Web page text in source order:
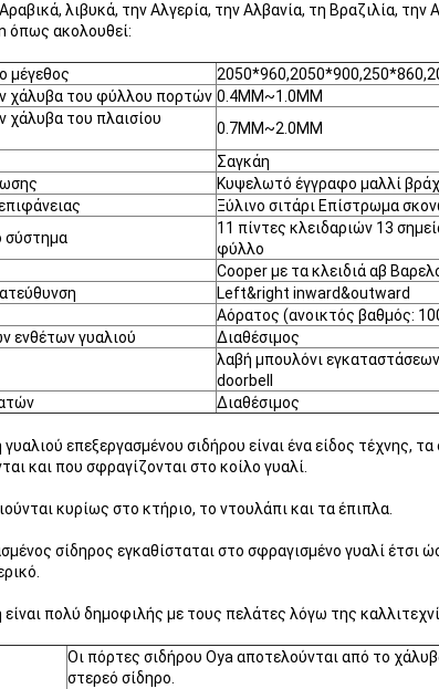
λιβυκά, την Αλγερία, την Αλβανία, τη Βραζιλία,
όπως ακολουθεί:
μέγεθος
χάλυβα του φύλλου πορτών 0.4MM~1.0MM
χάλυβα του πλαισίου
0.7MM~2.0MM
Σαγκάη
Κυψελωτό έγγραφο μαλλί
Ξύλινο σιτάρι Επίστρωμα
σύστημα
11 πίντες κλειδαριών 13
φύλλο
Cooper με τα κλειδιά αβ
Left&right inward&outward
Αόρατος (ανοικτός βαθμός:
ενθέτων γυαλιού
Διαθέσιμος
λαβή μπουλόνι
doorbell
Διαθέσιμος
επεξεργασμένου σιδήρου είναι ένα είδος τέχνης,
και που σφραγίζονται στο κοίλο γυαλί.
κυρίως στο κτήριο, το ντουλάπι και τα έπιπλα.
σίδηρος εγκαθίσταται στο σφραγισμένο γυαλί έτσι
είναι πολύ δημοφιλής με τους πελάτες λόγω της
Οι πόρτες σιδήρου Oya αποτελούνται από το
στερεό σίδηρο.